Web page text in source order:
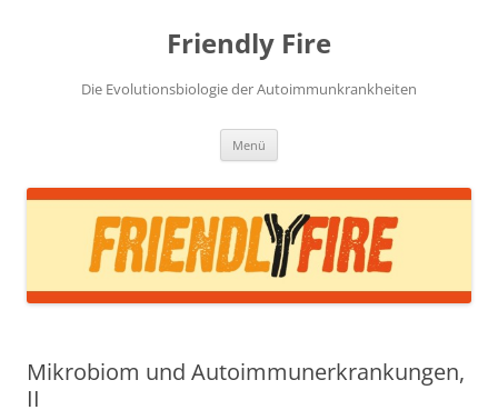
Friendly Fire
Die Evolutionsbiologie der Autoimmunkrankheiten
Menü
Mikrobiom und Autoimmunerkrankungen,
II